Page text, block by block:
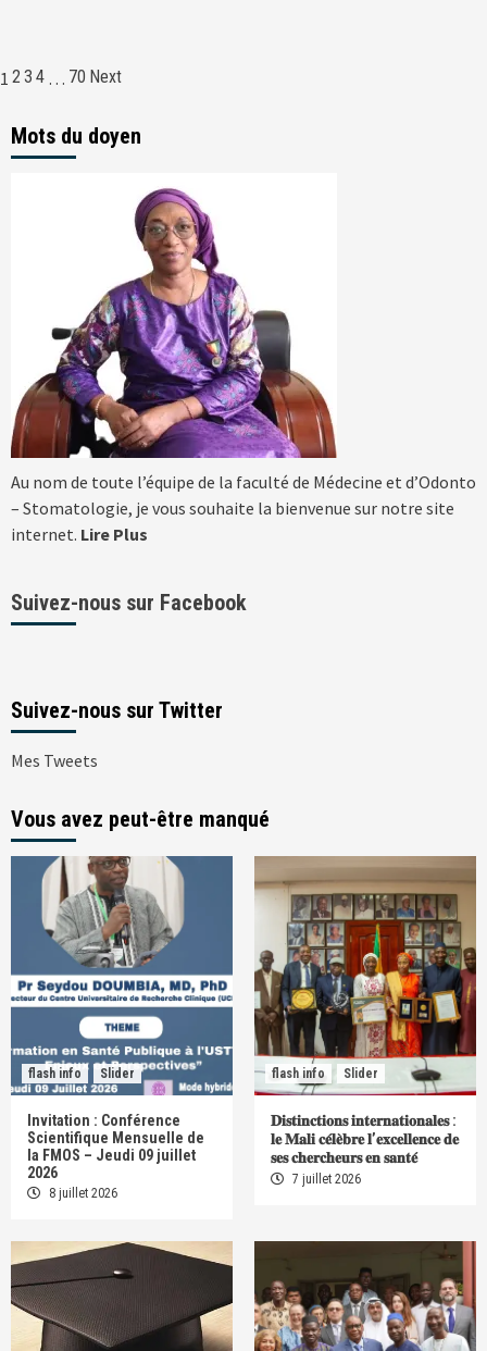
Navigation
articles
1 2 3 4 … 70 Next
Mots du doyen
Au nom de toute l’équipe de la faculté de Médecine et d’Odonto
– Stomatologie, je vous souhaite la bienvenue sur notre site
internet. Lire Plus
Suivez-nous sur Facebook
Suivez-nous sur Twitter
Mes Tweets
Vous avez peut-être manqué
flash info Slider
Invitation : Conférence
Scientifique Mensuelle de
la FMOS – Jeudi 09 juillet
2026
8 juillet 2026
flash info Slider
𝐃𝐢𝐬𝐭𝐢𝐧𝐜𝐭𝐢𝐨𝐧𝐬 𝐢𝐧𝐭𝐞𝐫𝐧𝐚𝐭𝐢𝐨𝐧𝐚𝐥𝐞𝐬 :
𝐥𝐞 𝐌𝐚𝐥𝐢 𝐜𝐞́𝐥𝐞̀𝐛𝐫𝐞 𝐥’𝐞𝐱𝐜𝐞𝐥𝐥𝐞𝐧𝐜𝐞 𝐝𝐞
𝐬𝐞𝐬 𝐜𝐡𝐞𝐫𝐜𝐡𝐞𝐮𝐫𝐬 𝐞𝐧 𝐬𝐚𝐧𝐭𝐞́
7 juillet 2026